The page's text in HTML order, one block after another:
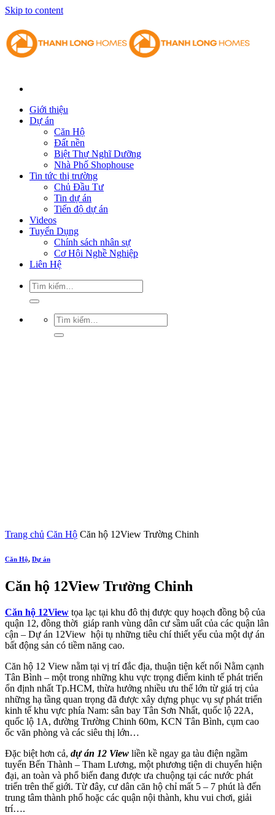
Skip to content
Giới thiệu
Dự án
Căn Hộ
Đất nền
Biệt Thự Nghĩ Dưỡng
Nhà Phố Shophouse
Tin tức thị trường
Chủ Đầu Tư
Tin dự án
Tiến độ dự án
Videos
Tuyển Dụng
Chính sách nhân sự
Cơ Hội Nghề Nghiệp
Liên Hệ
Trang chủ Căn Hộ Căn hộ 12View Trường Chinh
Căn Hộ, Dự án
Căn hộ 12View Trường Chinh
Căn hộ 12View tọa lạc tại khu đô thị được quy hoạch đồng bộ của
quận 12, đồng thời giáp ranh vùng dân cư sầm uất của các quận lân
cận – Dự án 12View hội tụ những tiêu chí thiết yếu của một dự án
bất động sản có tiềm năng cao.
Căn hộ 12 View nằm tại vị trí đắc địa, thuận tiện kết nối Nằm cạnh
Tân Bình – một trong những khu vực trọng điểm kinh tế phát triển
ổn định nhất Tp.HCM, thừa hưởng nhiều ưu thế lớn từ giá trị của
những hạ tầng quan trọng đã được xây dựng phục vụ sự phát triển
kinh tế khu vực phía Nam: sân bay Tân Sơn Nhất, quốc lộ 22A,
quốc lộ 1A, đường Trường Chinh 60m, KCN Tân Bình, cụm cao
ốc văn phòng và các siêu thị lớn…
Đặc biệt hơn cả, dự án 12 View liền kề ngay ga tàu điện ngầm
tuyến Bến Thành – Tham Lương, một phương tiện di chuyển hiện
đại, an toàn và phổ biến đang được ưa chuộng tại các nước phát
triển trên thế giới. Từ đây, cư dân căn hộ chỉ mất 5 – 7 phút là đến
trung tâm thành phố hoặc các quận nội thành, khu vui chơi, giải
trí….